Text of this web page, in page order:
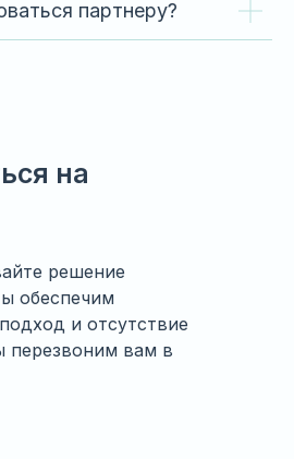
партнеру?
на
решение
обеспечим
и отсутствие
перезвоним вам в